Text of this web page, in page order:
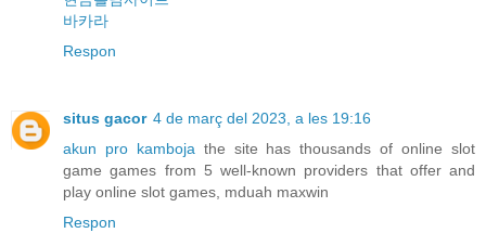
바카라
Respon
situs gacor 4 de març del 2023, a les 19:16
akun pro kambojathe site has thousands of online slot
game games from 5 well-known providers that offer and
play online slot games, mduah maxwin
Respon